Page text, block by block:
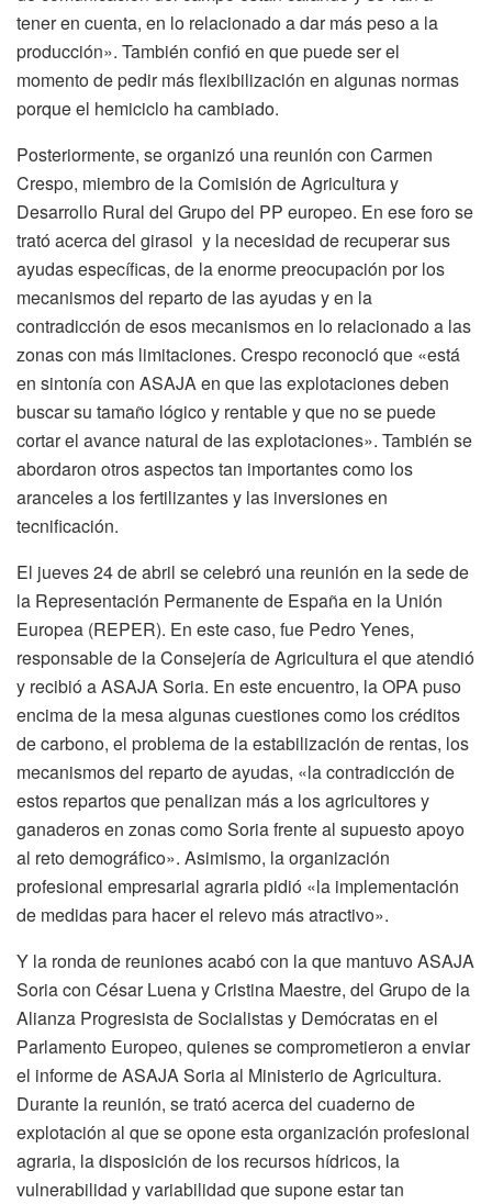
tener en cuenta, en lo relacionado a dar más peso a la
producción». También confió en que puede ser el
momento de pedir más flexibilización en algunas normas
porque el hemiciclo ha cambiado.
Posteriormente, se organizó una reunión con Carmen
Crespo, miembro de la Comisión de Agricultura y
Desarrollo Rural del Grupo del PP europeo. En ese foro se
trató acerca del girasol y la necesidad de recuperar sus
ayudas específicas, de la enorme preocupación por los
mecanismos del reparto de las ayudas y en la
contradicción de esos mecanismos en lo relacionado a las
zonas con más limitaciones. Crespo reconoció que «está
en sintonía con ASAJA en que las explotaciones deben
buscar su tamaño lógico y rentable y que no se puede
cortar el avance natural de las explotaciones». También se
abordaron otros aspectos tan importantes como los
aranceles a los fertilizantes y las inversiones en
tecnificación.
El jueves 24 de abril se celebró una reunión en la sede de
la Representación Permanente de España en la Unión
Europea (REPER). En este caso, fue Pedro Yenes,
responsable de la Consejería de Agricultura el que atendió
y recibió a ASAJA Soria. En este encuentro, la OPA puso
encima de la mesa algunas cuestiones como los créditos
de carbono, el problema de la estabilización de rentas, los
mecanismos del reparto de ayudas, «la contradicción de
estos repartos que penalizan más a los agricultores y
ganaderos en zonas como Soria frente al supuesto apoyo
al reto demográfico». Asimismo, la organización
profesional empresarial agraria pidió «la implementación
de medidas para hacer el relevo más atractivo».
Y la ronda de reuniones acabó con la que mantuvo ASAJA
Soria con César Luena y Cristina Maestre, del Grupo de la
Alianza Progresista de Socialistas y Demócratas en el
Parlamento Europeo, quienes se comprometieron a enviar
el informe de ASAJA Soria al Ministerio de Agricultura.
Durante la reunión, se trató acerca del cuaderno de
explotación al que se opone esta organización profesional
agraria, la disposición de los recursos hídricos, la
vulnerabilidad y variabilidad que supone estar tan